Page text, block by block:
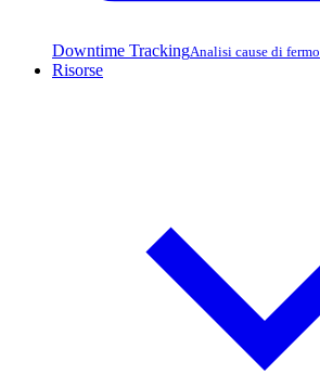
Downtime TrackingAnalisi cause di fermo
Risorse